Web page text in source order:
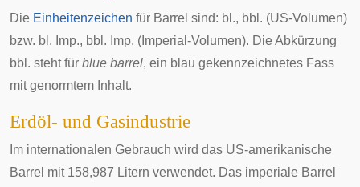
Die Einheitenzeichen für Barrel sind: bl., bbl. (US-Volumen)
bzw. bl. Imp., bbl. Imp. ( Imperial -Volumen). Die Abkürzung
bbl. steht für blue barrel, ein blau gekennzeichnetes Fass
mit genormtem Inhalt.
Erdöl- und Gasindustrie
Im internationalen Gebrauch wird das US-amerikanische
Barrel mit 158,987 Litern verwendet. Das imperiale Barrel